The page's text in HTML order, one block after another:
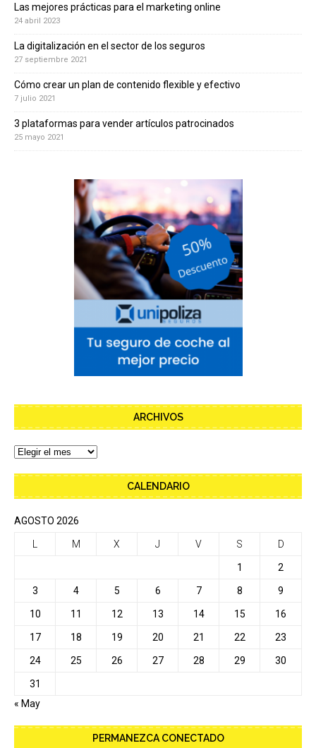
Las mejores prácticas para el marketing online
24 abril 2023
La digitalización en el sector de los seguros
27 septiembre 2021
Cómo crear un plan de contenido flexible y efectivo
7 julio 2021
3 plataformas para vender artículos patrocinados
25 mayo 2021
ARCHIVOS
CALENDARIO
AGOSTO 2026
M X J V S D
1 2
3 4 5 6 7 8 9
10 11 12 13 14 15 16
17 18 19 20 21 22 23
24 25 26 27 28 29 30
31
« May
PERMANEZCA CONECTADO